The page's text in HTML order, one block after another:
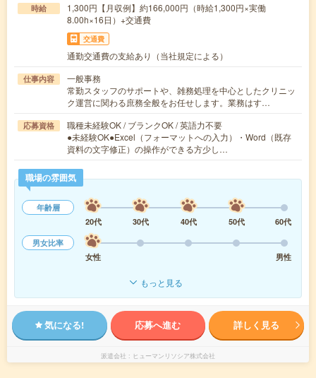
時給
1,300円【月収例】約166,000円（時給1,300円×実働
8.00h×16日）+交通費
交通費
通勤交通費の支給あり（当社規定による）
仕事内容
一般事務
常勤スタッフのサポートや、雑務処理を中心としたクリニッ
ク運営に関わる庶務全般をお任せします。業務はす…
応募資格
職種未経験OK / ブランクOK / 英語力不要
●未経験OK●Excel（フォーマットへの入力）・Word（既存
資料の文字修正）の操作ができる方少し…
職場の雰囲気
年齢層
20代
30代 40代 50代
60代
男女比率
女性
男性
もっと見る
気になる! 応募へ進む 詳しく見る
派遣会社 ヒューマンリソシア株式会社